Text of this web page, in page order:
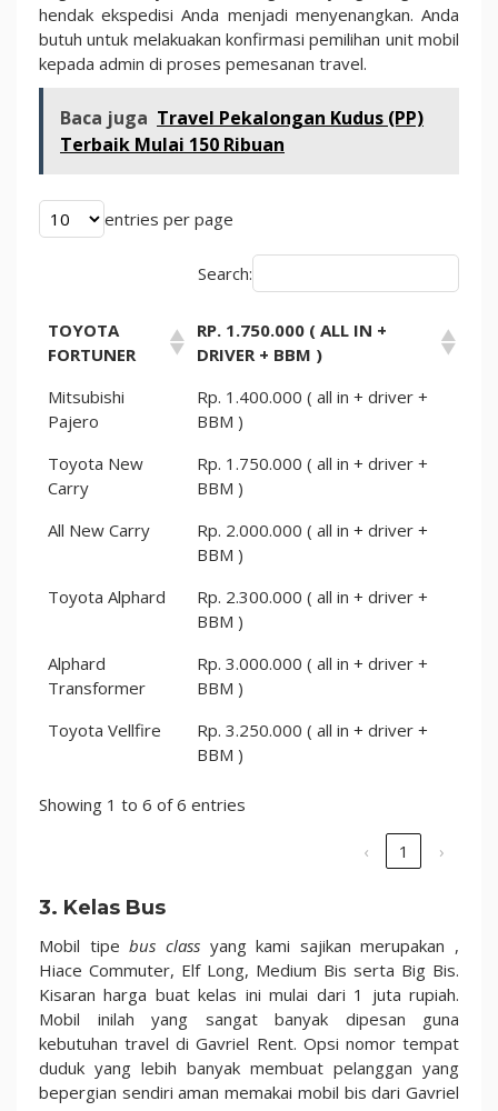
hendak ekspedisi Anda menjadi menyenangkan. Anda
butuh untuk melakuakan konfirmasi pemilihan unit mobil
kepada admin di proses pemesanan travel.
Baca juga Travel Pekalongan Kudus (PP)
Terbaik Mulai 150 Ribuan
entries per page
Search:
TOYOTA
FORTUNER
RP. 1.750.000 ( ALL IN +
DRIVER + BBM )
Mitsubishi
Pajero
Rp. 1.400.000 ( all in + driver +
BBM )
Toyota New
Carry
Rp. 1.750.000 ( all in + driver +
BBM )
All New Carry
Rp. 2.000.000 ( all in + driver +
BBM )
Toyota Alphard
Rp. 2.300.000 ( all in + driver +
BBM )
Alphard
Transformer
Rp. 3.000.000 ( all in + driver +
BBM )
Toyota Vellfire
Rp. 3.250.000 ( all in + driver +
BBM )
Showing 1 to 6 of 6 entries
‹ 1 ›
3. Kelas Bus
Mobil tipebus classyang kami sajikan merupakan ,
Hiace Commuter, Elf Long, Medium Bis serta Big Bis.
Kisaran harga buat kelas ini mulai dari 1 juta rupiah.
Mobil inilah yang sangat banyak dipesan guna
kebutuhan travel di Gavriel Rent. Opsi nomor tempat
duduk yang lebih banyak membuat pelanggan yang
bepergian sendiri aman memakai mobil bis dari Gavriel